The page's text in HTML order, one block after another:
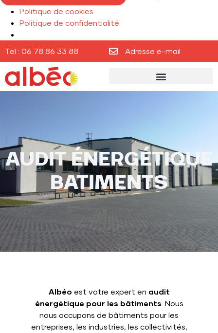
Politique de cookies
Politique de confidentialité
Tel : 06 78 86 33 88 Adresse e-mail
AUDIT ÉNERGÉTIQUE
BATIMENTS
Albéo est votre expert en audit
énergétique pour les bâtiments . Nous
nous occupons de bâtiments pour les
entreprises, les industries, les collectivités,